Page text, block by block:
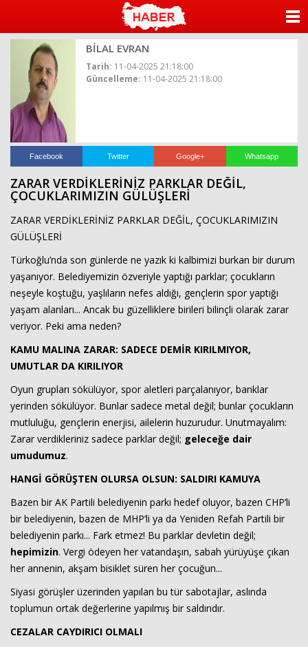
BİLAL EVRAN
Tarih: 11-04-2025 21:18:00
Güncelleme: 11-04-2025 21:18:00
Facebook Twitter Google+ Whatsapp
ZARAR VERDİKLERİNİZ PARKLAR DEĞİL,
ÇOCUKLARIMIZIN GÜLÜŞLERİ
ZARAR VERDİKLERİNİZ PARKLAR DEĞİL, ÇOCUKLARIMIZIN
GÜLÜŞLERİ
Türkoğlu’nda son günlerde ne yazık ki kalbimizi burkan bir durum
yaşanıyor. Belediyemizin özveriyle yaptığı parklar; çocukların
neşeyle koştuğu, yaşlıların nefes aldığı, gençlerin spor yaptığı
yaşam alanları... Ancak bu güzelliklere birileri bilinçli olarak zarar
veriyor. Peki ama neden?
KAMU MALINA ZARAR: SADECE DEMİR KIRILMIYOR,
UMUTLAR DA KIRILIYOR
Oyun grupları sökülüyor, spor aletleri parçalanıyor, banklar
yerinden sökülüyor. Bunlar sadece metal değil; bunlar çocukların
mutluluğu, gençlerin enerjisi, ailelerin huzurudur. Unutmayalım:
Zarar verdikleriniz sadece parklar değil; geleceğe dair
umudumuz.
HANGİ GÖRÜŞTEN OLURSA OLSUN: SALDIRI KAMUYA
Bazen bir AK Partili belediyenin parkı hedef oluyor, bazen CHP’li
bir belediyenin, bazen de MHP’li ya da Yeniden Refah Partili bir
belediyenin parkı... Fark etmez! Bu parklar devletin değil;
hepimizin. Vergi ödeyen her vatandaşın, sabah yürüyüşe çıkan
her annenin, akşam bisiklet süren her çocuğun...
Siyasi görüşler üzerinden yapılan bu tür sabotajlar, aslında
toplumun ortak değerlerine yapılmış bir saldırıdır.
CEZALAR CAYDIRICI OLMALI
YAZARLAR
VİDEO GALERİ
KÜNYE
Haberin Doğru Adresi.